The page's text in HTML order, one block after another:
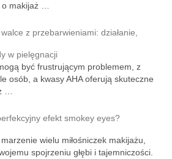
o makijaż …
z przebarwieniami: działanie,
w pielęgnacji
być frustrującym problemem, z
osób, a kwasy AHA oferują skuteczne
…
efekt smokey eyes?
wielu miłośniczek makijażu,
spojrzeniu głębi i tajemniczości.